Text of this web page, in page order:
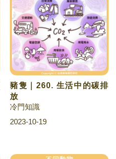
豬隻｜260. 生活中的碳排
放
冷門知識
2023-10-19